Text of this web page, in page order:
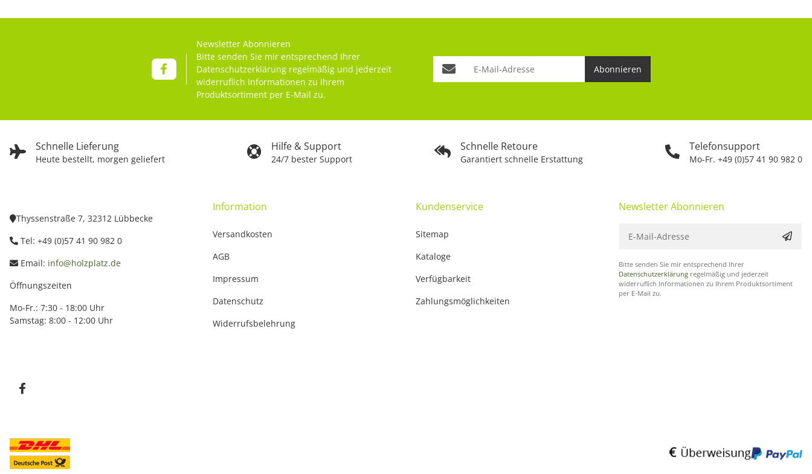
Schnelle Lieferung
Heute bestellt, morgen geliefert
Hilfe & Support
24/7 bester Support
Schnelle Retoure
Garantiert schnelle Erstattung
Telefonsupport
Mo-Fr. +49 (0)57 41 90 982 0
Newsletter Abonnieren
Bitte senden Sie mir entsprechend Ihrer
Datenschutzerklärung regelmäßig und jederzeit
widerruflich Informationen zu Ihrem
Produktsortiment per E-Mail zu.
Abonnieren
Thyssenstraße 7, 32312 Lübbecke
Tel: +49 (0)57 41 90 982 0
Email: info@holzplatz.de
Öffnungszeiten
Mo-Fr.: 7:30 - 18:00 Uhr
Samstag: 8:00 - 12:00 Uhr
Information
Versandkosten
AGB
Impressum
Datenschutz
Widerrufsbelehrung
Kundenservice
Sitemap
Kataloge
Verfügbarkeit
Zahlungsmöglichkeiten
Newsletter Abonnieren
Bitte senden Sie mir entsprechend Ihrer
Datenschutzerklärung regelmäßig und jederzeit
widerruflich Informationen zu Ihrem Produktsortiment
per E-Mail zu.